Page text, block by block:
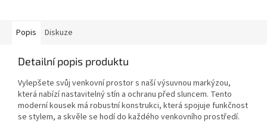
Popis Diskuze
Detailní popis produktu
Vylepšete svůj venkovní prostor s naší výsuvnou markýzou,
která nabízí nastavitelný stín a ochranu před sluncem. Tento
moderní kousek má robustní konstrukci, která spojuje funkčnost
se stylem, a skvěle se hodí do každého venkovního prostředí.